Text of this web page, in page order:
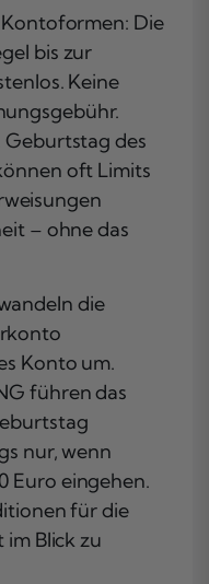
Die
bis zur
Keine
Geburtstag des
oft Limits
– ohne das
die
Konto um.
führen das
nur, wenn
Euro eingehen.
für die
Blick zu